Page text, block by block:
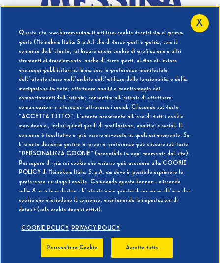
Hai compiuto 18 Anni?
SI NO
BEVI RESPONSABILMENTE
Questo sito www.birramessina.it utilizza cookie tecnici sia di prima
parte (Heineken Italia S.p.A.) che di terze parti e potrà, con il
consenso dell’utente, utilizzare anche cookie di profilazione o altri
strumenti di tracciamento, anche di terze parti, al fine di: inviare
messaggi pubblicitari in linea con le preferenze manifestate
dall’utente stesso nell’ambito dell’utilizzo delle funzionalità e della
navigazione in rete; effettuare analisi e monitoraggio dei
comportamenti dell’utente; consentire all’utente di effettuare
comunicazioni e interazioni attraverso i social. Cliccando sul tasto
“ACCETTA TUTTO”, l’utente acconsente all’uso di tutti i cookie
non tecnici, inclusi quindi quelli di profilazione, analitici e social. Il
consenso è facoltativo e può essere revocato in qualsiasi momento. Se
l’utente desidera gestire le proprie preferenze può cliccare sul tasto
“PERSONALIZZA COOKIE” (accessibile in ogni momento dal sito).
Per sapere di più sui cookie che usiamo può accedere alla COOKIE
POLICY di Heineken Italia S.p.A. da dove è possibile esprimere le
preferenze sui singoli cookie. Chiudendo questo banner - cliccando
sulla X in alto a destra - l’utente non presta il consenso all’uso dei
cookie che richiedono il consenso, mantenendo le impostazioni di
default (solo cookie tecnici attivi).
COOKIE POLICY PRIVACY POLICY
Personalizza Cookie Accetta tutto
X